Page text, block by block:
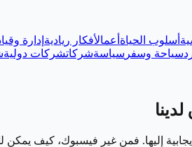
أسلوب الحياة أعمالأفكار ريادية إدارة
سياحة وسفر سياسةشركاتشركات دولية
إليها. فمن غير فيسبوك، كيف